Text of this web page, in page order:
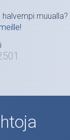
muualla?